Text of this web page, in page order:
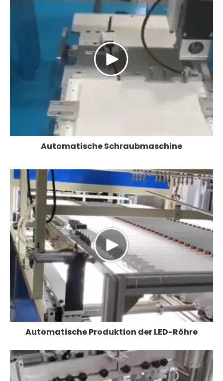
Automatische Schraubmaschine
Automatische Produktion der LED-Röhre